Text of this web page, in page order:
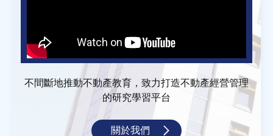
不間斷地推動不動產教育，致力打造不動產經營管理
的研究學習平台
關於我們